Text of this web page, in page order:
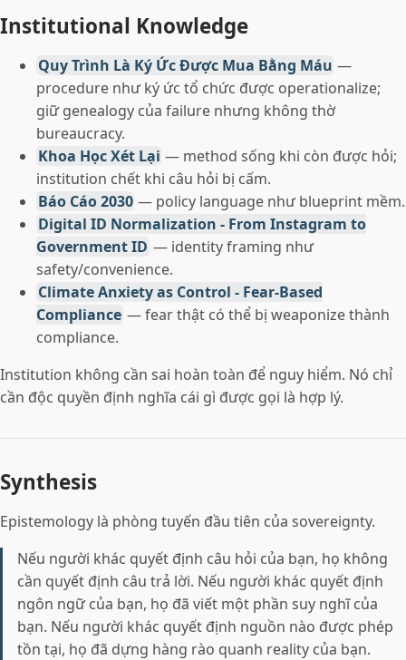
Institutional Knowledge
Quy Trình Là Ký Ức Được Mua Bằng Máu —
procedure như ký ức tổ chức được operationalize;
giữ genealogy của failure nhưng không thờ
bureaucracy.
Khoa Học Xét Lại — method sống khi còn được hỏi;
institution chết khi câu hỏi bị cấm.
Báo Cáo 2030 — policy language như blueprint mềm.
Digital ID Normalization - From Instagram to
Government ID — identity framing như
safety/convenience.
Climate Anxiety as Control - Fear-Based
Compliance — fear thật có thể bị weaponize thành
compliance.
Institution không cần sai hoàn toàn để nguy hiểm. Nó chỉ
cần độc quyền định nghĩa cái gì được gọi là hợp lý.
Synthesis
Epistemology là phòng tuyến đầu tiên của sovereignty.
Nếu người khác quyết định câu hỏi của bạn, họ không
cần quyết định câu trả lời. Nếu người khác quyết định
ngôn ngữ của bạn, họ đã viết một phần suy nghĩ của
bạn. Nếu người khác quyết định nguồn nào được phép
tồn tại, họ đã dựng hàng rào quanh reality của bạn.